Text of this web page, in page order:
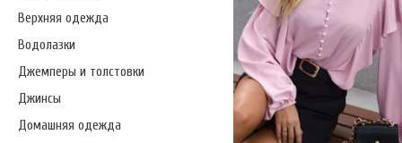
Верхняя одежда
Водолазки
Джемперы и толстовки
Джинсы
Домашняя одежда